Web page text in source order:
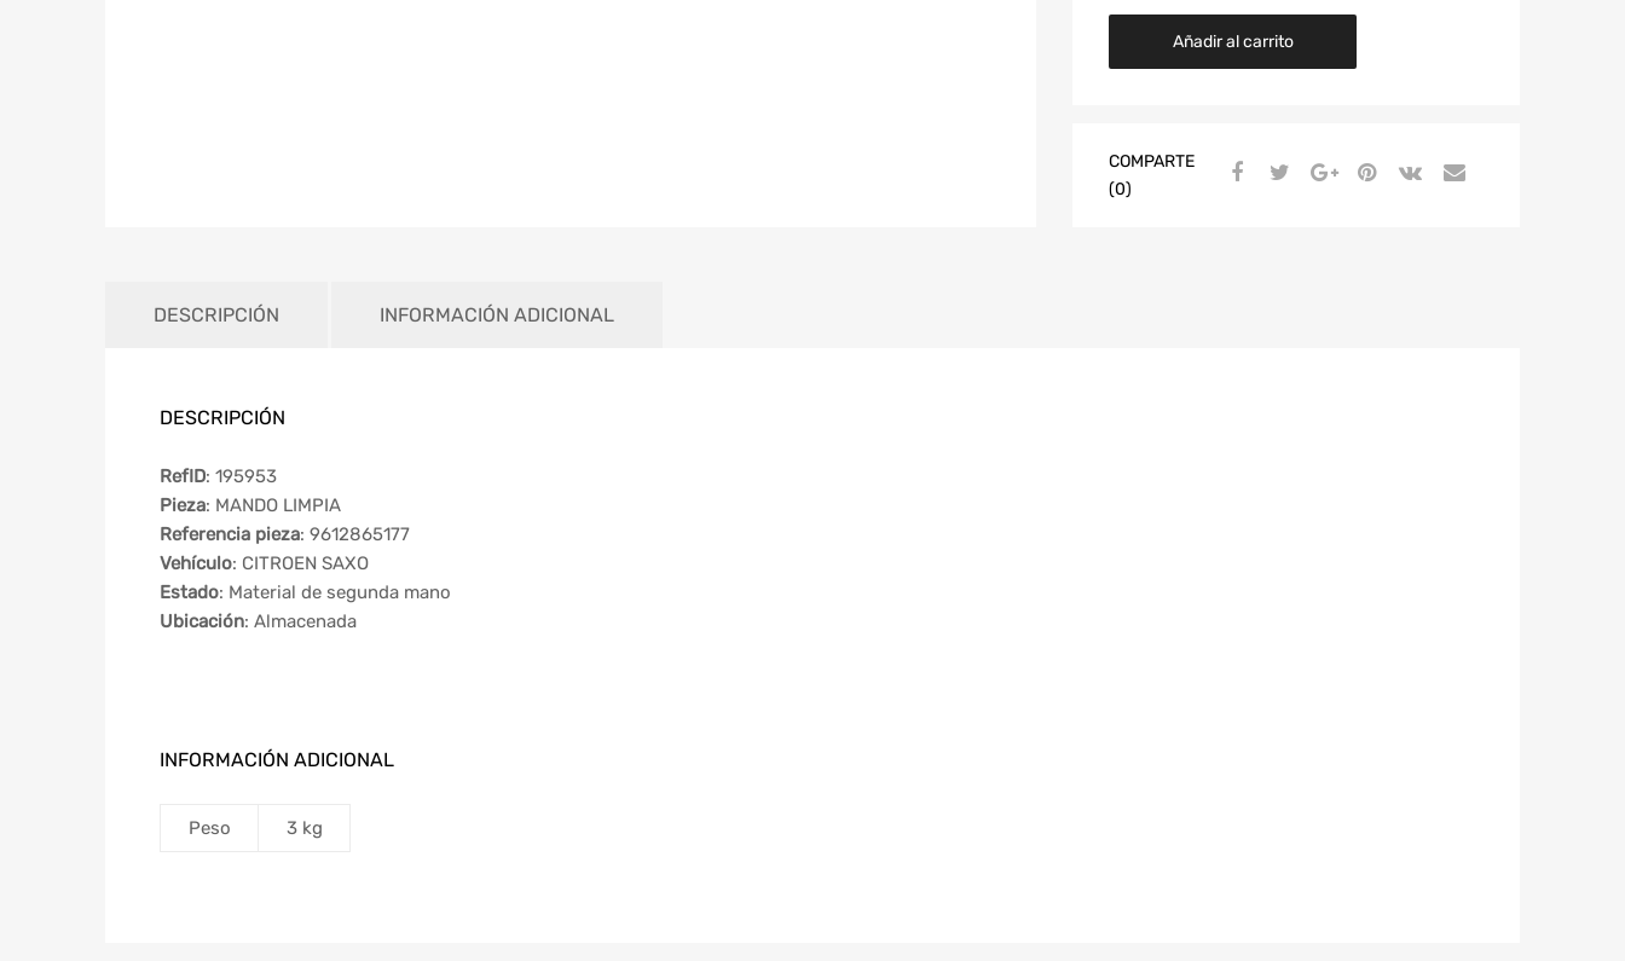
Añadir al carrito
COMPARTE
(0)
DESCRIPCIÓN INFORMACIÓN ADICIONAL
DESCRIPCIÓN
RefID: 195953
Pieza: MANDO LIMPIA
Referencia pieza: 9612865177
Vehículo: CITROEN SAXO
Estado: Material de segunda mano
Ubicación: Almacenada
INFORMACIÓN ADICIONAL
Peso 3 kg